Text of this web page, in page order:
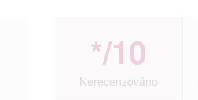
*/10
Nerecenzováno